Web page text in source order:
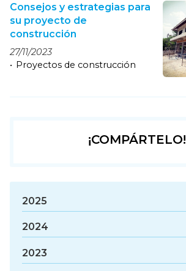
Consejos y estrategias para
su proyecto de
construcción
27/11/2023
Proyectos de construcción
¡COMPÁRTELO!
2025
2024
2023